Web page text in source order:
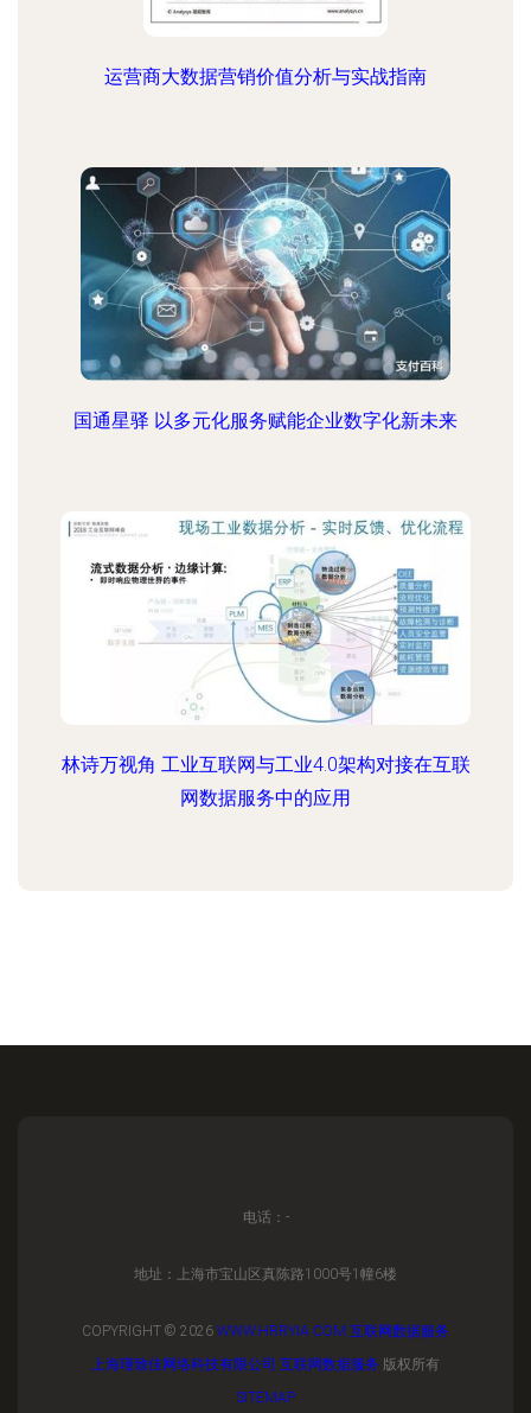
运营商大数据营销价值分析与实战指南
国通星驿 以多元化服务赋能企业数字化新未来
林诗万视角 工业互联网与工业4.0架构对接在互联
网数据服务中的应用
电话：-
地址：上海市宝山区真陈路1000号1幢6楼
COPYRIGHT © 2026 WWW.HRRYIA.COM 互联网数据服务
上海瑾致佳网络科技有限公司 互联网数据服务 版权所有
SITEMAP